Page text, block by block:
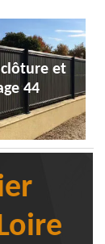
clôture et
44